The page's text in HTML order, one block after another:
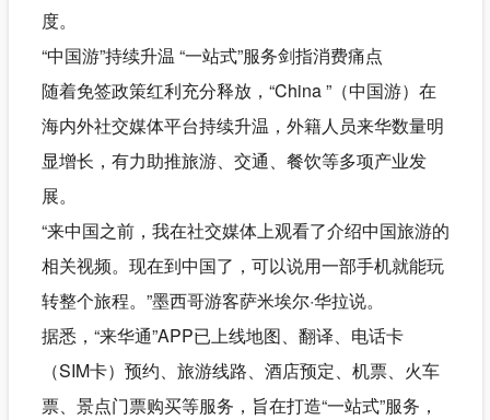
度。
“中国游”持续升温 “一站式”服务剑指消费痛点
随着免签政策红利充分释放，“China ”（中国游）在
海内外社交媒体平台持续升温，外籍人员来华数量明
显增长，有力助推旅游、交通、餐饮等多项产业发
展。
“来中国之前，我在社交媒体上观看了介绍中国旅游的
相关视频。现在到中国了，可以说用一部手机就能玩
转整个旅程。”墨西哥游客萨米埃尔·华拉说。
据悉，“来华通”APP已上线地图、翻译、电话卡
（SIM卡）预约、旅游线路、酒店预定、机票、火车
票、景点门票购买等服务，旨在打造“一站式”服务，